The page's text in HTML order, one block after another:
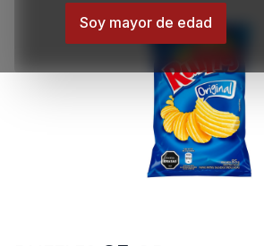
Soy mayor de edad